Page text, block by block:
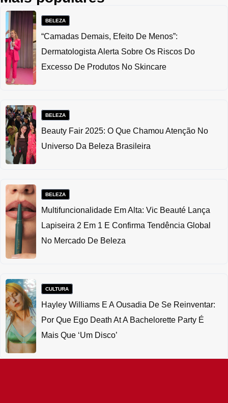
BELEZA
“Camadas Demais, Efeito De Menos”:
Dermatologista Alerta Sobre Os Riscos Do
Excesso De Produtos No Skincare
BELEZA
Beauty Fair 2025: O Que Chamou Atenção No
Universo Da Beleza Brasileira
BELEZA
Multifuncionalidade Em Alta: Vic Beauté Lança
Lapiseira 2 Em 1 E Confirma Tendência Global
No Mercado De Beleza
CULTURA
Hayley Williams E A Ousadia De Se Reinventar:
Por Que Ego Death At A Bachelorette Party É
Mais Que ‘um Disco’